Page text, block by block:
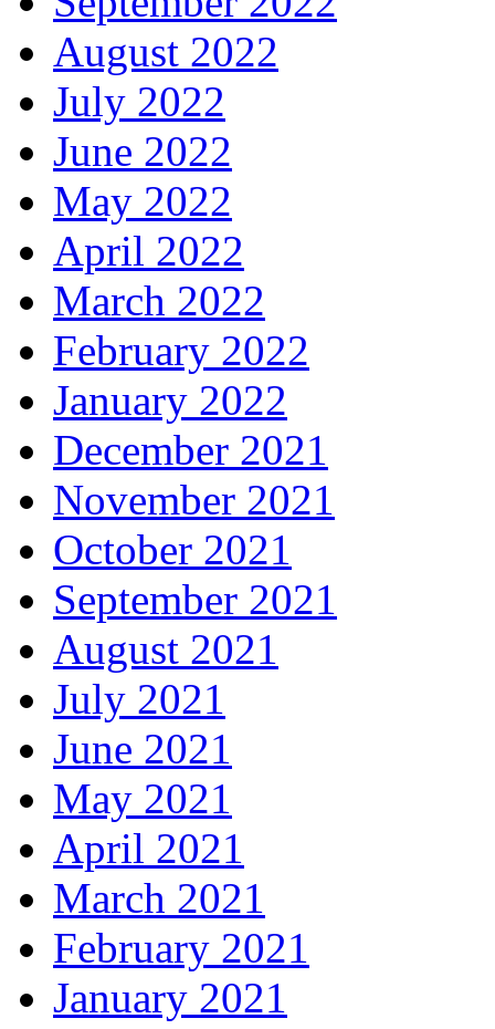
August 2022
July 2022
June 2022
May 2022
April 2022
March 2022
February 2022
January 2022
December 2021
November 2021
October 2021
September 2021
August 2021
July 2021
June 2021
May 2021
April 2021
March 2021
February 2021
January 2021